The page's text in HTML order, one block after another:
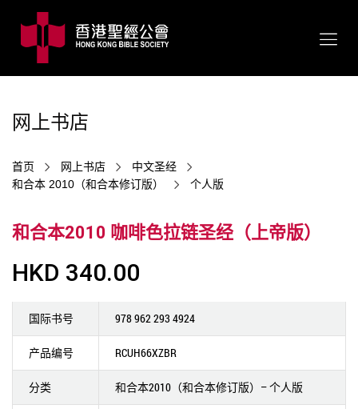
网上书店
首页 网上书店
中文圣经
和合本 2010（和合本修订版）
个人版
和合本2010 咖啡色拉链圣经（上帝版）
HKD 340.00
国际书号 978 962 293 4924
产品编号 RCUH66XZBR
分类 和合本2010（和合本修订版）– 个人版